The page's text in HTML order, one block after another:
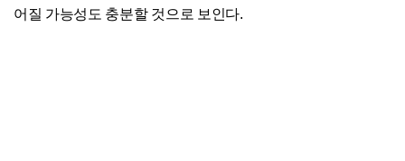
어질 가능성도 충분할 것으로 보인다.